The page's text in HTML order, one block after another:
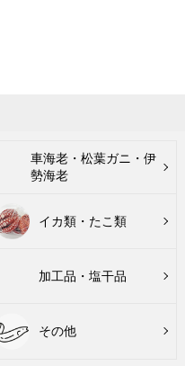
車海老・松葉ガニ・伊
勢海老
イカ類・たこ類
加工品・塩干品
その他